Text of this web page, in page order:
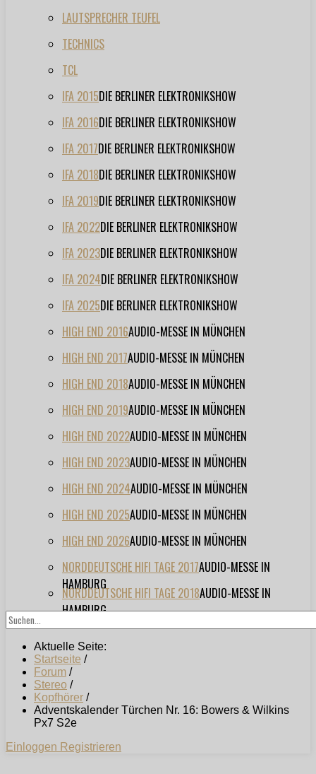
LAUTSPRECHER TEUFEL
TECHNICS
TCL
IFA 2015DIE BERLINER ELEKTRONIKSHOW
IFA 2016DIE BERLINER ELEKTRONIKSHOW
IFA 2017DIE BERLINER ELEKTRONIKSHOW
IFA 2018DIE BERLINER ELEKTRONIKSHOW
IFA 2019DIE BERLINER ELEKTRONIKSHOW
IFA 2022DIE BERLINER ELEKTRONIKSHOW
IFA 2023DIE BERLINER ELEKTRONIKSHOW
IFA 2024DIE BERLINER ELEKTRONIKSHOW
IFA 2025DIE BERLINER ELEKTRONIKSHOW
HIGH END 2016AUDIO-MESSE IN MÜNCHEN
HIGH END 2017AUDIO-MESSE IN MÜNCHEN
HIGH END 2018AUDIO-MESSE IN MÜNCHEN
HIGH END 2019AUDIO-MESSE IN MÜNCHEN
HIGH END 2022AUDIO-MESSE IN MÜNCHEN
HIGH END 2023AUDIO-MESSE IN MÜNCHEN
HIGH END 2024AUDIO-MESSE IN MÜNCHEN
HIGH END 2025AUDIO-MESSE IN MÜNCHEN
HIGH END 2026AUDIO-MESSE IN MÜNCHEN
NORDDEUTSCHE HIFI TAGE 2017AUDIO-MESSE IN
HAMBURG
NORDDEUTSCHE HIFI TAGE 2018AUDIO-MESSE IN
HAMBURG
Aktuelle Seite:
Startseite /
Forum /
Stereo /
Kopfhörer /
Adventskalender Türchen Nr. 16: Bowers & Wilkins
Px7 S2e
Einloggen Registrieren